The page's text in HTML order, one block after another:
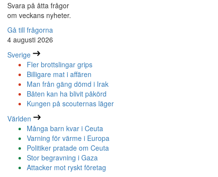
Svara på åtta frågor
om veckans nyheter.
Gå till frågorna
4 augusti 2026
Sverige
Fler brottslingar grips
Billigare mat i affären
Man från gäng dömd i Irak
Båten kan ha blivit påkörd
Kungen på scouternas läger
Världen
Många barn kvar i Ceuta
Varning för värme i Europa
Politiker pratade om Ceuta
Stor begravning i Gaza
Attacker mot ryskt företag